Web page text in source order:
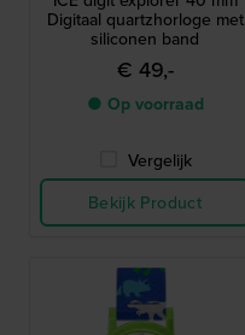
Digitaal quartzhorloge met
siliconen band
€ 49,-
● Op voorraad
Vergelijk
Bekijk Product